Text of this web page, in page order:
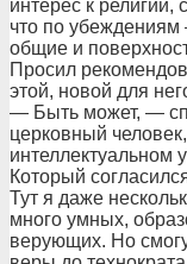
интерес к религии,
что по убеждениям
общие и
Просил
этой, новой для
— Быть может, —
церковный
интеллектуальном
Который
Тут я даже
много умных,
верующих. Но